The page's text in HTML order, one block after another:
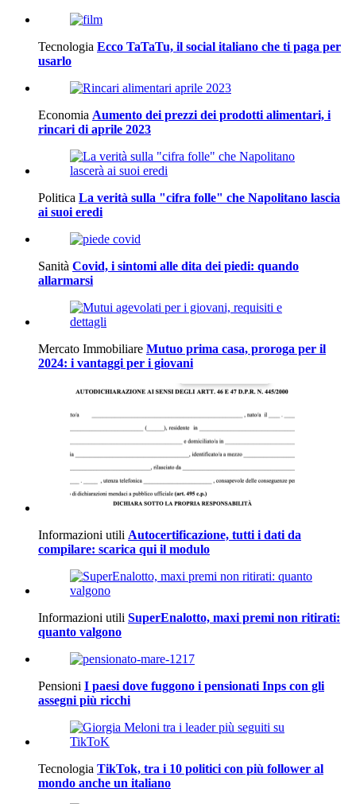
Tecnologia Ecco TaTaTu, il social italiano che ti paga per
usarlo
Economia Aumento dei prezzi dei prodotti alimentari, i
rincari di aprile 2023
Politica La verità sulla "cifra folle" che Napolitano lascia
ai suoi eredi
Sanità Covid, i sintomi alle dita dei piedi: quando
allarmarsi
Mercato Immobiliare Mutuo prima casa, proroga per il
2024: i vantaggi per i giovani
Informazioni utili Autocertificazione, tutti i dati da
compilare: scarica qui il modulo
Informazioni utili SuperEnalotto, maxi premi non ritirati:
quanto valgono
Pensioni I paesi dove fuggono i pensionati Inps con gli
assegni più ricchi
Tecnologia TikTok, tra i 10 politici con più follower al
mondo anche un italiano